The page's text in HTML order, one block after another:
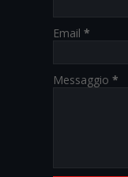
Email *
Messaggio *